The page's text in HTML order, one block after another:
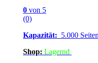
0 von 5
(0)
Kapazität: 5.000
Shop: Lagernd